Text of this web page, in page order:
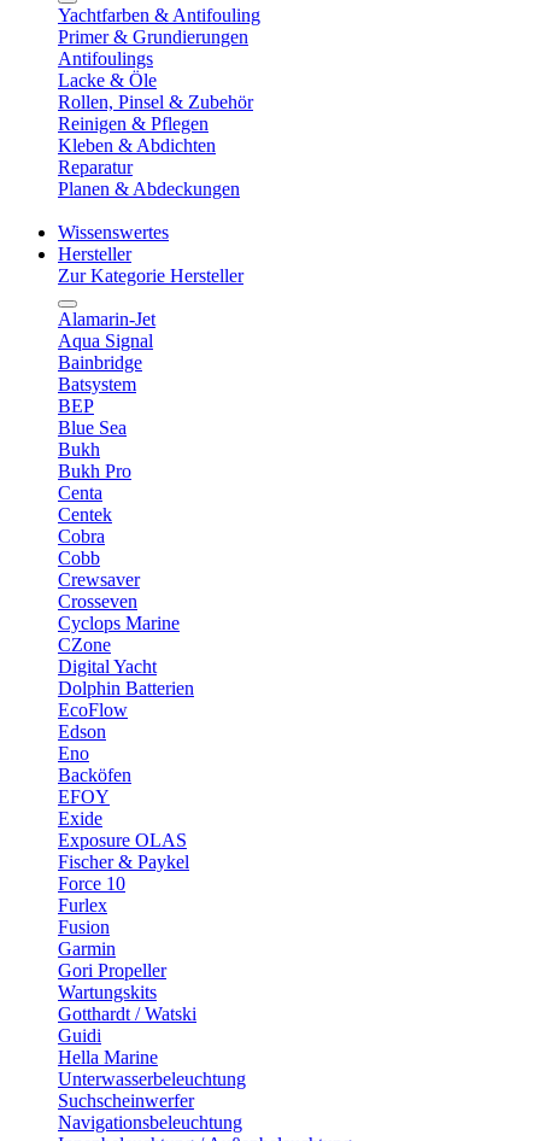
Yachtfarben & Antifouling
Primer & Grundierungen
Antifoulings
Lacke & Öle
Rollen, Pinsel & Zubehör
Reinigen & Pflegen
Kleben & Abdichten
Reparatur
Planen & Abdeckungen
Wissenswertes
Hersteller
Zur Kategorie Hersteller
Alamarin-Jet
Aqua Signal
Bainbridge
Batsystem
BEP
Blue Sea
Bukh
Bukh Pro
Centa
Centek
Cobra
Cobb
Crewsaver
Crosseven
Cyclops Marine
CZone
Digital Yacht
Dolphin Batterien
EcoFlow
Edson
Eno
Backöfen
EFOY
Exide
Exposure OLAS
Fischer & Paykel
Force 10
Furlex
Fusion
Garmin
Gori Propeller
Wartungskits
Gotthardt / Watski
Guidi
Hella Marine
Unterwasserbeleuchtung
Suchscheinwerfer
Navigationsbeleuchtung